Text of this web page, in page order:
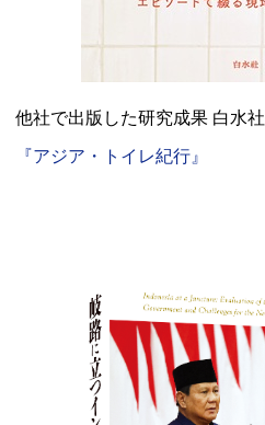
他社で出版した研究成果 白水社
『アジア・トイレ紀行』